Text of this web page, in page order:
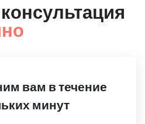
вам в течение
минут